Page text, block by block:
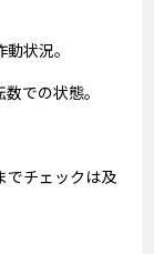
状況。
での状態。
でチェックは及